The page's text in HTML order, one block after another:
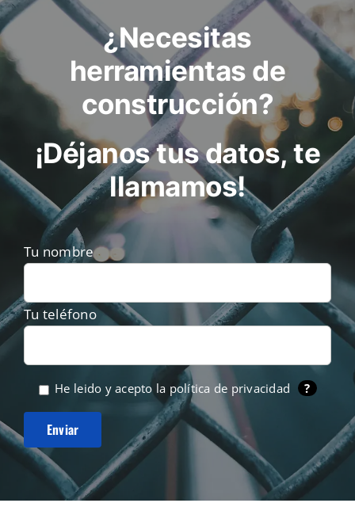
¿Necesitas
herramientas de
construcción?
¡Déjanos tus datos, te
llamamos!
Tu nombre
Tu teléfono
He leido y acepto la política de privacidad ?